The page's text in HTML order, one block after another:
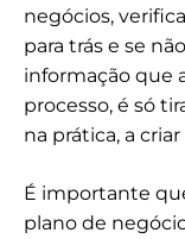
negócios,
para trás e se
informação que
processo, é só
na prática, a
É importante
plano de